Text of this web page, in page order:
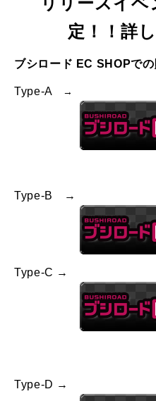
定！！詳
ブシロード EC SHOPで
Type-A →
Type-B →
Type-C →
Type-D →